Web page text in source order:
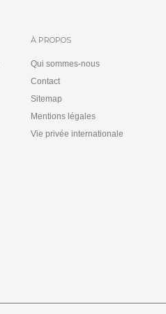
À PROPOS
Qui sommes-nous
Contact
Sitemap
Mentions légales
Vie privée internationale